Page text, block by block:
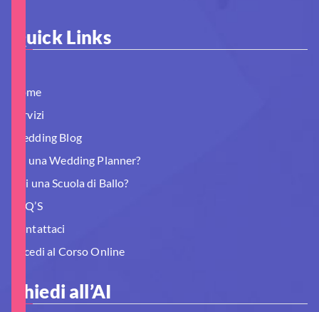
Quick Links
Home
Servizi
Wedding Blog
Sei una Wedding Planner?
Hai una Scuola di Ballo?
FAQ’S
Contattaci
Accedi al Corso Online
Chiedi all’AI